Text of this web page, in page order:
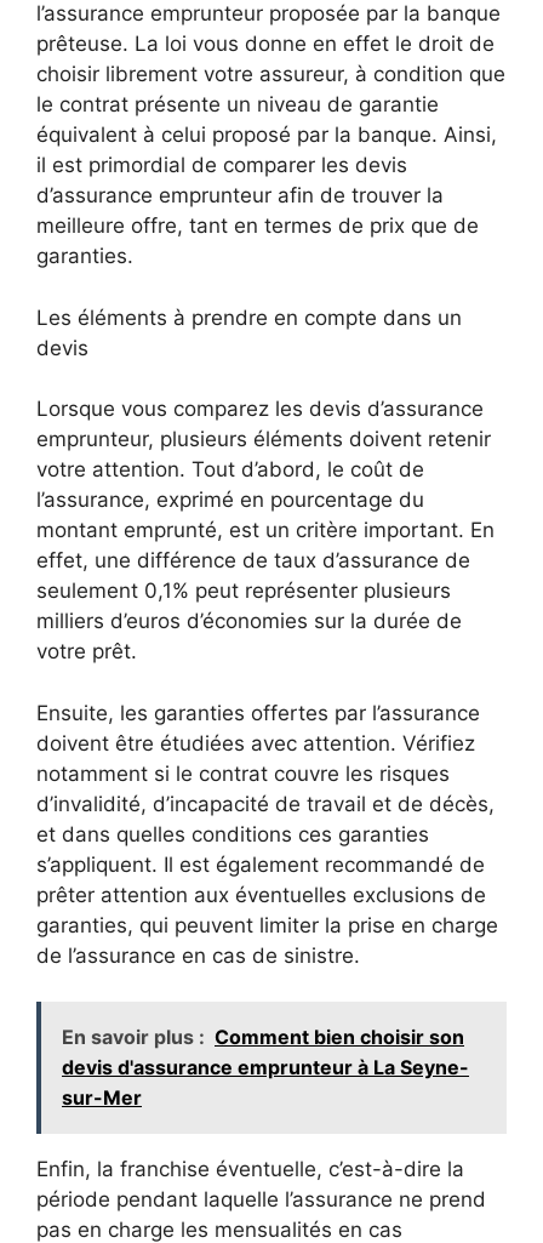
l’assurance emprunteur proposée par la banque
prêteuse. La loi vous donne en effet le droit de
choisir librement votre assureur, à condition que
le contrat présente un niveau de garantie
équivalent à celui proposé par la banque. Ainsi,
il est primordial de comparer les devis
d’assurance emprunteur afin de trouver la
meilleure offre, tant en termes de prix que de
garanties.
Les éléments à prendre en compte dans un
devis
Lorsque vous comparez les devis d’assurance
emprunteur, plusieurs éléments doivent retenir
votre attention. Tout d’abord, le coût de
l’assurance, exprimé en pourcentage du
montant emprunté, est un critère important. En
effet, une différence de taux d’assurance de
seulement 0,1% peut représenter plusieurs
milliers d’euros d’économies sur la durée de
votre prêt.
Ensuite, les garanties offertes par l’assurance
doivent être étudiées avec attention. Vérifiez
notamment si le contrat couvre les risques
d’invalidité, d’incapacité de travail et de décès,
et dans quelles conditions ces garanties
s’appliquent. Il est également recommandé de
prêter attention aux éventuelles exclusions de
garanties, qui peuvent limiter la prise en charge
de l’assurance en cas de sinistre.
En savoir plus : Comment bien choisir son
devis d'assurance emprunteur à La Seyne-
sur-Mer
Enfin, la franchise éventuelle, c’est-à-dire la
période pendant laquelle l’assurance ne prend
pas en charge les mensualités en cas